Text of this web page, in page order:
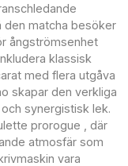
den matcha besöker
ångströmsenhet
klassisk
med flera utgåva
skapar den verkliga
synergistisk lek.
prorogue , där
atmosfär som
vara